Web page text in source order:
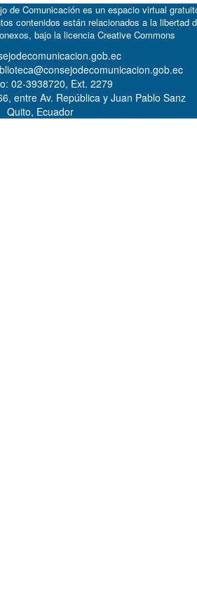
de Comunicación es un espacio virtual
contenidos están relacionados a la libertad
bajo la licencia Creative Commons
02-3938720, Ext. 2279
entre Av. República y Juan Pablo Sanz
Quito, Ecuador